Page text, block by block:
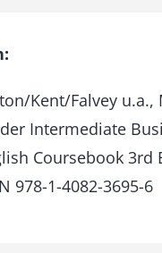
Kent/Falvey u.a.,
Intermediate
Coursebook 3rd
978-1-4082-3695-6